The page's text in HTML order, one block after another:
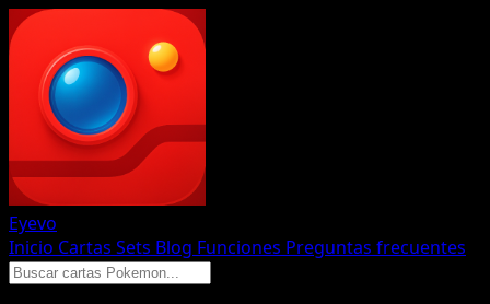
Eyevo
Inicio Cartas Sets Blog Funciones Preguntas frecuentes